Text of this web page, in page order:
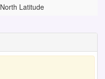
North Latitude